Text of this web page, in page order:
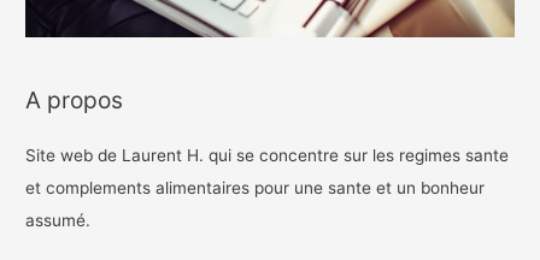
A propos
Site web de Laurent H. qui se concentre sur les regimes sante
et complements alimentaires pour une sante et un bonheur
assumé.